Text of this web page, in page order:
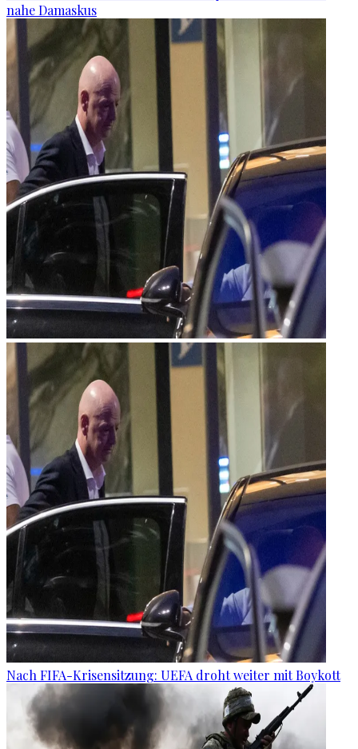
nahe Damaskus
Nach FIFA-Krisensitzung: UEFA droht weiter mit Boykott